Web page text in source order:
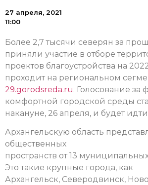
27 апреля, 2021
11:00
Более 2,7 тысячи северян за
приняли участие в отборе
проектов благоустройства на
проходит на региональном
29.gorodsreda.ru. Голосование
комфортной городской среды
накануне, 26 апреля, и будет
Архангельскую область
общественных
пространств от 13
Это такие крупные города, как
Архангельск, Северодвинск,